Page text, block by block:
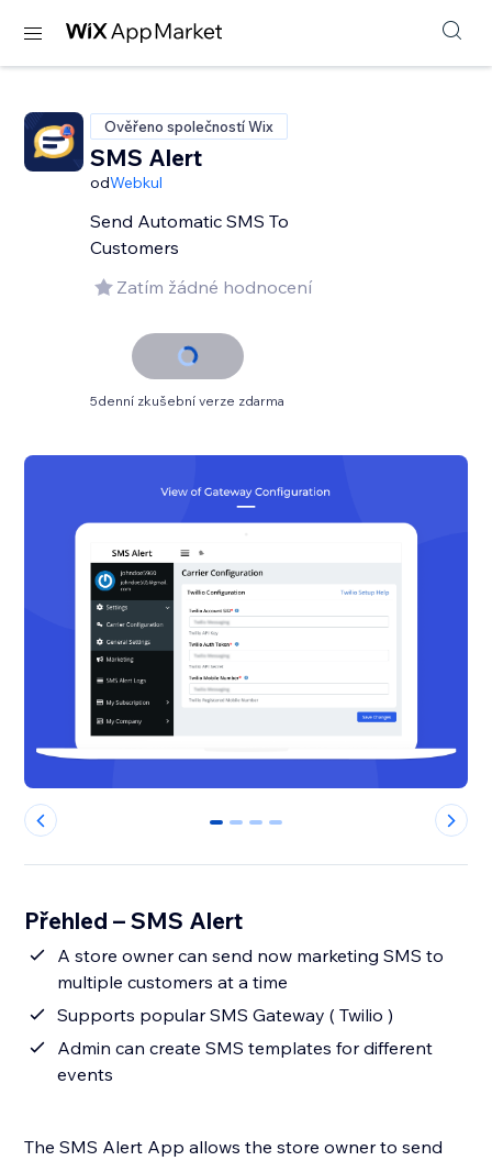
Ověřeno společností Wix
SMS Alert
odWebkul
Send Automatic SMS To
Customers
Zatím žádné hodnocení
5denní zkušební verze zdarma
0 1 2 3
Přehled – SMS Alert
A store owner can send now marketing SMS to
multiple customers at a time
Supports popular SMS Gateway ( Twilio )
Admin can create SMS templates for different
events
The SMS Alert App allows the store owner to send